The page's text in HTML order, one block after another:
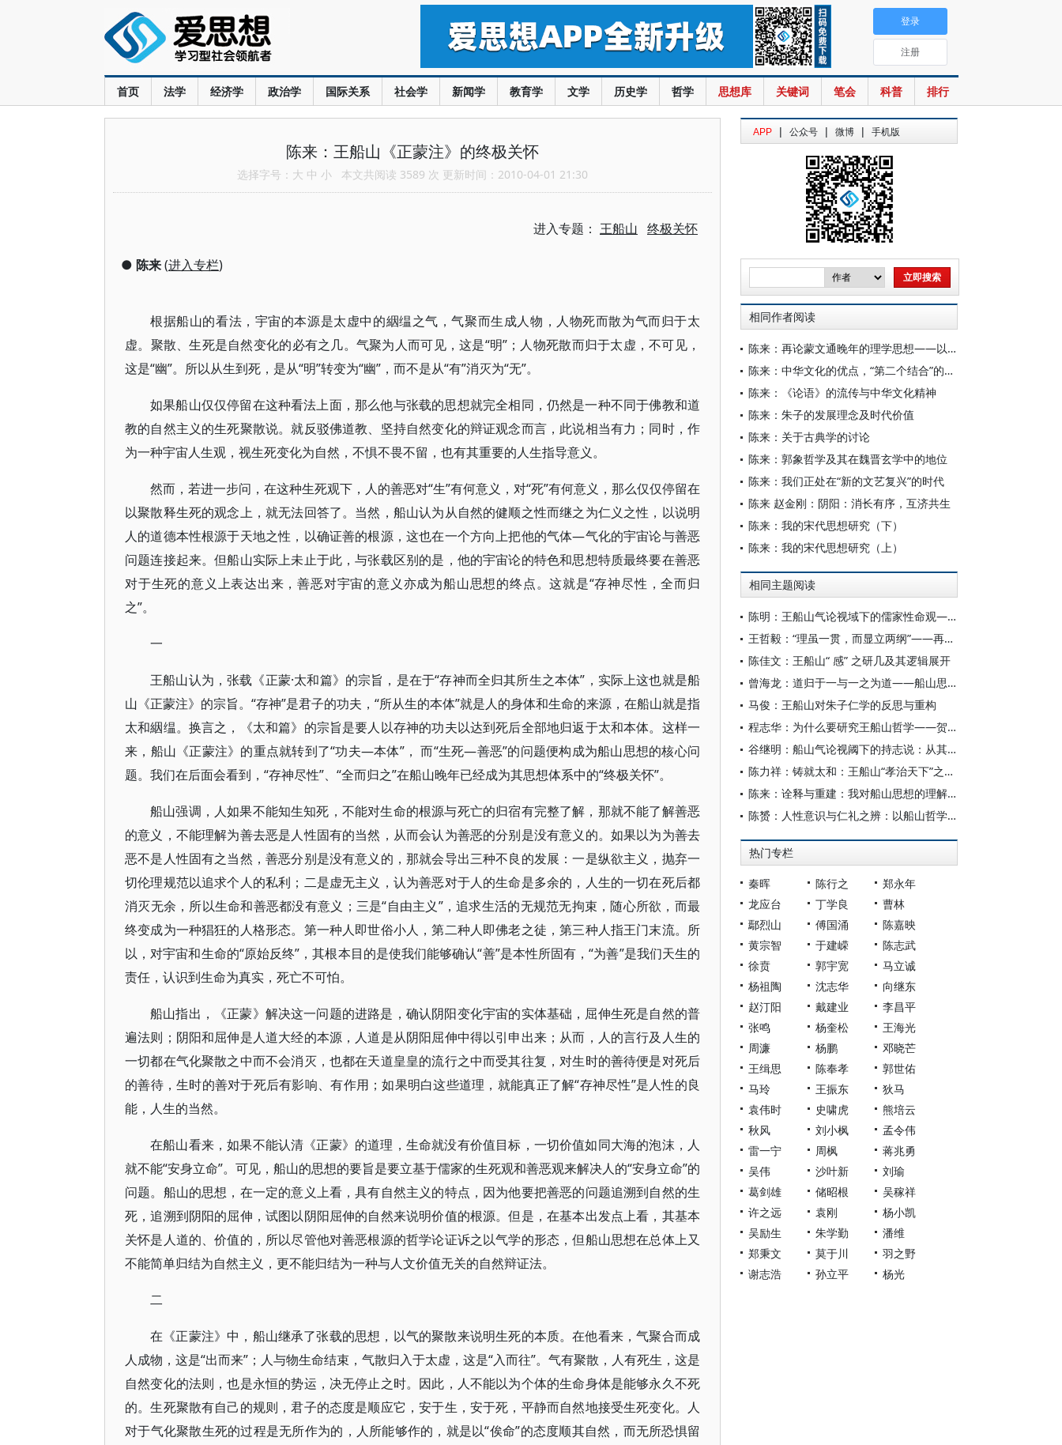
首页 法学 经济学 政治学 国际关系 社会学 新闻学 教育学 文学 历史学 哲学 思想库 关键词 笔会 科普 排行
登录
注册
陈来：王船山《正蒙注》的终极关怀
选择字号： 大 中 小 本文共阅读 3589 次 更新时间：2010-04-01 21:30
进入专题： 王船山 终极关怀
● 陈来(进入专栏)
根据船山的看法，宇宙的本源是太虚中的絪缊之气，气聚而生成人物，人物死而散为气而归于太
虚。聚散、生死是自然变化的必有之几。气聚为人而可见，这是“明”；人物死散而归于太虚，不可见，
这是“幽”。所以从生到死，是从“明”转变为“幽”，而不是从“有”消灭为“无”。
如果船山仅仅停留在这种看法上面，那么他与张载的思想就完全相同，仍然是一种不同于佛教和道
教的自然主义的生死聚散说。就反驳佛道教、坚持自然变化的辩证观念而言，此说相当有力；同时，作
为一种宇宙人生观，视生死变化为自然，不惧不畏不留，也有其重要的人生指导意义。
然而，若进一步问，在这种生死观下，人的善恶对“生”有何意义，对“死”有何意义，那么仅仅停留在
以聚散释生死的观念上，就无法回答了。当然，船山认为从自然的健顺之性而继之为仁义之性，以说明
人的道德本性根源于天地之性，以确证善的根源，这也在一个方向上把他的气体—气化的宇宙论与善恶
问题连接起来。但船山实际上未止于此，与张载区别的是，他的宇宙论的特色和思想特质最终要在善恶
对于生死的意义上表达出来，善恶对宇宙的意义亦成为船山思想的终点。这就是“存神尽性，全而归
之”。
一
王船山认为，张载《正蒙·太和篇》的宗旨，是在于“存神而全归其所生之本体”，实际上这也就是船
山《正蒙注》的宗旨。“存神”是君子的功夫，“所从生的本体”就是人的身体和生命的来源，在船山就是指
太和絪缊。换言之，《太和篇》的宗旨是要人以存神的功夫以达到死后全部地归返于太和本体。这样一
来，船山《正蒙注》的重点就转到了“功夫—本体”， 而“生死—善恶”的问题便构成为船山思想的核心问
题。我们在后面会看到，“存神尽性”、“全而归之”在船山晚年已经成为其思想体系中的“终极关怀”。
船山强调，人如果不能知生知死，不能对生命的根源与死亡的归宿有完整了解，那就不能了解善恶
的意义，不能理解为善去恶是人性固有的当然，从而会认为善恶的分别是没有意义的。如果以为为善去
恶不是人性固有之当然，善恶分别是没有意义的，那就会导出三种不良的发展：一是纵欲主义，抛弃一
切伦理规范以追求个人的私利；二是虚无主义，认为善恶对于人的生命是多余的，人生的一切在死后都
消灭无余，所以生命和善恶都没有意义；三是“自由主义”，追求生活的无规范无拘束，随心所欲，而最
终变成为一种猖狂的人格形态。第一种人即世俗小人，第二种人即佛老之徒，第三种人指王门末流。所
以，对宇宙和生命的“原始反终”，其根本目的是使我们能够确认“善”是本性所固有，“为善”是我们天生的
责任，认识到生命为真实，死亡不可怕。
船山指出，《正蒙》解决这一问题的进路是，确认阴阳变化宇宙的实体基础，屈伸生死是自然的普
遍法则；阴阳和屈伸是人道大经的本源，人道是从阴阳屈伸中得以引申出来；从而，人的言行及人生的
一切都在气化聚散之中而不会消灭，也都在天道皇皇的流行之中而受其往复，对生时的善待便是对死后
的善待，生时的善对于死后有影响、有作用；如果明白这些道理，就能真正了解“存神尽性”是人性的良
能，人生的当然。
在船山看来，如果不能认清《正蒙》的道理，生命就没有价值目标，一切价值如同大海的泡沫，人
就不能“安身立命”。可见，船山的思想的要旨是要立基于儒家的生死观和善恶观来解决人的“安身立命”的
问题。船山的思想，在一定的意义上看，具有自然主义的特点，因为他要把善恶的问题追溯到自然的生
死，追溯到阴阳的屈伸，试图以阴阳屈伸的自然来说明价值的根源。但是，在基本出发点上看，其基本
关怀是人道的、价值的，所以尽管他对善恶根源的哲学论证诉之以气学的形态，但船山思想在总体上又
不能简单归结为自然主义，更不能归结为一种与人文价值无关的自然辩证法。
二
在《正蒙注》中，船山继承了张载的思想，以气的聚散来说明生死的本质。在他看来，气聚合而成
人成物，这是“出而来”；人与物生命结束，气散归入于太虚，这是“入而往”。气有聚散，人有死生，这是
自然变化的法则，也是永恒的势运，决无停止之时。因此，人不能以为个体的生命身体是能够永久不死
的。生死聚散有自己的规则，君子的态度是顺应它，安于生，安于死，平静而自然地接受生死变化。人
对于气化聚散生死的过程是无所作为的，人所能够作的，就是以“俟命”的态度顺其自然，而无所恐惧留
APP | 公众号 | 微博 | 手机版
相同作者阅读
陈来：再论蒙文通晚年的理学思想——以《理学札记补遗》为中心
陈来：中华文化的优点，“第二个结合”的重点
陈来：《论语》的流传与中华文化精神
陈来：朱子的发展理念及时代价值
陈来：关于古典学的讨论
陈来：郭象哲学及其在魏晋玄学中的地位
陈来：我们正处在“新的文艺复兴”的时代
陈来 赵金刚：阴阳：消长有序，互济共生
陈来：我的宋代思想研究（下）
陈来：我的宋代思想研究（上）
相同主题阅读
陈明：王船山气论视域下的儒家性命观——以《周易外传·困》的诠释为中心
王哲毅：“理虽一贯，而显立两纲”——再论船山对儒家政治哲学的反思
陈佳文：王船山“ 感” 之研几及其逻辑展开
曾海龙：道归于一与一之为道——船山思想之于晚近文明史观的奠基
马俊：王船山对朱子仁学的反思与重构
程志华：为什么要研究王船山哲学——贺《船山学刊》创刊110周年
谷继明：船山气论视阈下的持志说：从其对“心如太虚”的批评说起
陈力祥：铸就太和：王船山“孝治天下”之和合思想探微
陈来：诠释与重建：我对船山思想的理解——贺《船山学刊》创刊110周年
陈赟：人性意识与仁礼之辨：以船山哲学为视阈
热门专栏
秦晖 陈行之
郑永年
龙应台
丁学良
曹林
鄢烈山
傅国涌
陈嘉映
黄宗智
于建嵘
陈志武
徐贲
郭宇宽
马立诚
杨祖陶
沈志华
向继东
赵汀阳
戴建业
李昌平
张鸣
杨奎松
王海光
周濂
杨鹏
邓晓芒
王缉思
陈奉孝
郭世佑
马玲
王振东
狄马
袁伟时
史啸虎
熊培云
秋风
刘小枫
孟令伟
雷一宁
周枫
蒋兆勇
吴伟
沙叶新
刘瑜
葛剑雄
储昭根
吴稼祥
许之远
袁刚
杨小凯
吴励生
朱学勤
潘维
郑秉文
莫于川
羽之野
谢志浩
孙立平 杨光